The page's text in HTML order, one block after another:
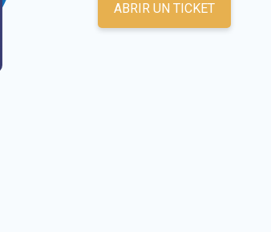
ABRIR UN TICKET